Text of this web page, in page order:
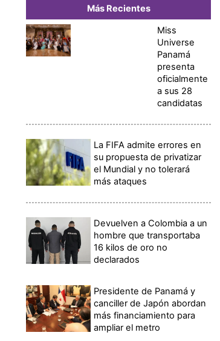
Más Recientes
Miss
Universe
Panamá
presenta
oficialmente
a sus 28
candidatas
La FIFA admite errores en
su propuesta de privatizar
el Mundial y no tolerará
más ataques
Devuelven a Colombia a un
hombre que transportaba
16 kilos de oro no
declarados
Presidente de Panamá y
canciller de Japón abordan
más financiamiento para
ampliar el metro